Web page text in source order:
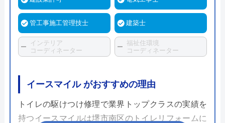
管工事施工管理技士 建築士
インテリア
コーディネーター
福祉住環境
コーディネーター
イースマイル がおすすめの理由
トイレの駆けつけ修理で業界トップクラスの実績を
持つイースマイルは堺市南区のトイレリフォームに